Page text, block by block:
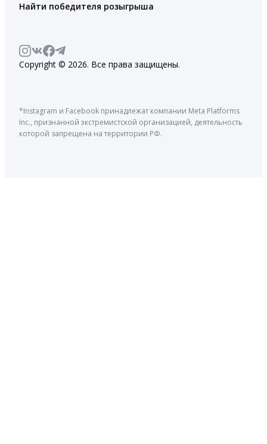
Найти победителя розыгрыша
Copyright © 2026. Все права защищены.
*Instagram и Facebook принадлежат компании Meta Platforms
Inc., признанной экстремистской организацией, деятельность
которой запрещена на территории РФ.